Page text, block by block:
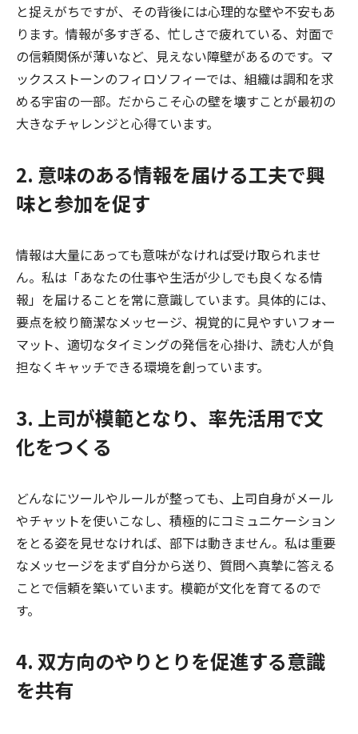
と捉えがちですが、その背後には心理的な壁や不安もあ
ります。情報が多すぎる、忙しさで疲れている、対面で
の信頼関係が薄いなど、見えない障壁があるのです。マ
ックスストーンのフィロソフィーでは、組織は調和を求
める宇宙の一部。だからこそ心の壁を壊すことが最初の
大きなチャレンジと心得ています。
2. 意味のある情報を届ける工夫で興
味と参加を促す
情報は大量にあっても意味がなければ受け取られませ
ん。私は「あなたの仕事や生活が少しでも良くなる情
報」を届けることを常に意識しています。具体的には、
要点を絞り簡潔なメッセージ、視覚的に見やすいフォー
マット、適切なタイミングの発信を心掛け、読む人が負
担なくキャッチできる環境を創っています。
3. 上司が模範となり、率先活用で文
化をつくる
どんなにツールやルールが整っても、上司自身がメール
やチャットを使いこなし、積極的にコミュニケーション
をとる姿を見せなければ、部下は動きません。私は重要
なメッセージをまず自分から送り、質問へ真摯に答える
ことで信頼を築いています。模範が文化を育てるので
す。
4. 双方向のやりとりを促進する意識
を共有